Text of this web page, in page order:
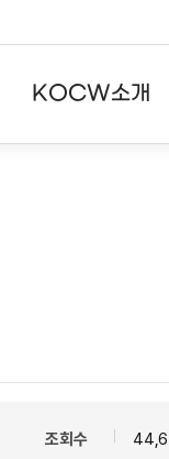
KOCW소개
조회수